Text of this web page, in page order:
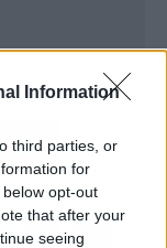
Information
third parties, or
for
opt-out
that after your
seeing